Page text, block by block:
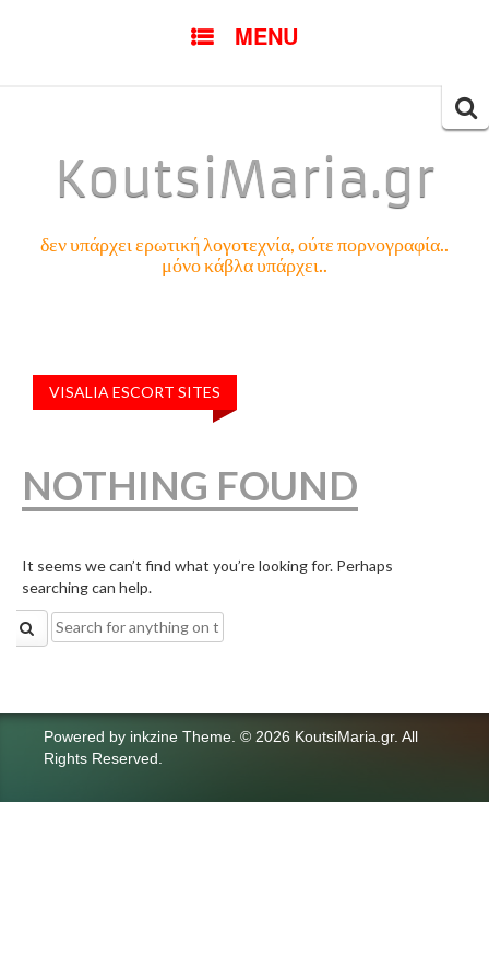
MENU
KoutsiMaria.gr
δεν υπάρχει ερωτική λογοτεχνία, ούτε πορνογραφία..
μόνο κάβλα υπάρχει..
VISALIA ESCORT SITES
NOTHING FOUND
It seems we can’t find what you’re looking for. Perhaps
searching can help.
Search
for:
Powered by inkzine Theme © 2026 KoutsiMaria.gr. All
Rights Reserved.